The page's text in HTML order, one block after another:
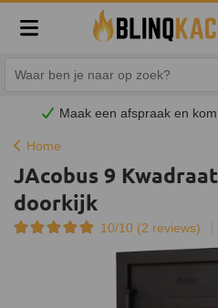
Maak een afspraak en kom
Home
JAcobus 9
doorkijk
10/10 (2 reviews)